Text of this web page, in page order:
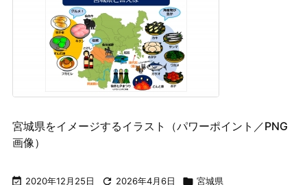
宮城県をイメージするイラスト（パワーポイント／PNG
画像）
 2020年12月25日  2026年4月6日  宮城県